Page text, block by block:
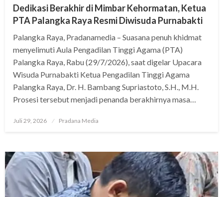
Dedikasi Berakhir di Mimbar Kehormatan, Ketua
PTA Palangka Raya Resmi Diwisuda Purnabakti
Palangka Raya, Pradanamedia – Suasana penuh khidmat
menyelimuti Aula Pengadilan Tinggi Agama (PTA)
Palangka Raya, Rabu (29/7/2026), saat digelar Upacara
Wisuda Purnabakti Ketua Pengadilan Tinggi Agama
Palangka Raya, Dr. H. Bambang Supriastoto, S.H., M.H.
Prosesi tersebut menjadi penanda berakhirnya masa…
Juli 29, 2026 Pradana Media